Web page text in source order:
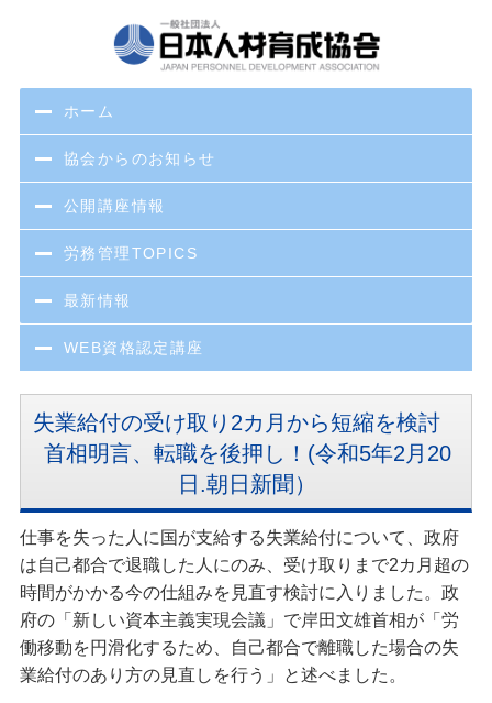
ホーム
協会からのお知らせ
公開講座情報
労務管理TOPICS
最新情報
WEB資格認定講座
失業給付の受け取り2カ月から短縮を検討
首相明言、転職を後押し！(令和5年2月20
日.朝日新聞）
仕事を失った人に国が支給する失業給付について、政府
は自己都合で退職した人にのみ、受け取りまで2カ月超の
時間がかかる今の仕組みを見直す検討に入りました。政
府の「新しい資本主義実現会議」で岸田文雄首相が「労
働移動を円滑化するため、自己都合で離職した場合の失
業給付のあり方の見直しを行う」と述べました。